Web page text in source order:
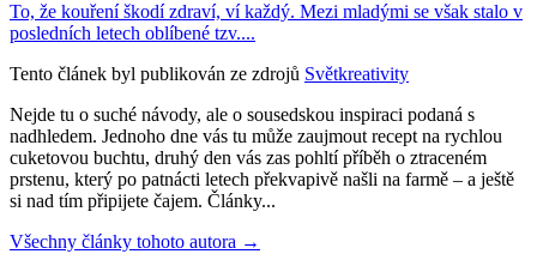
To, že kouření škodí zdraví, ví každý. Mezi mladými se však stalo v
posledních letech oblíbené tzv....
Tento článek byl publikován ze zdrojů Světkreativity
Nejde tu o suché návody, ale o sousedskou inspiraci podaná s
nadhledem. Jednoho dne vás tu může zaujmout recept na rychlou
cuketovou buchtu, druhý den vás zas pohltí příběh o ztraceném
prstenu, který po patnácti letech překvapivě našli na farmě – a ještě
si nad tím připijete čajem. Články...
Všechny články tohoto autora →